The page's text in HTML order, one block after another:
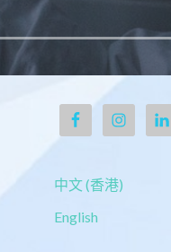
中文 (香港)
English